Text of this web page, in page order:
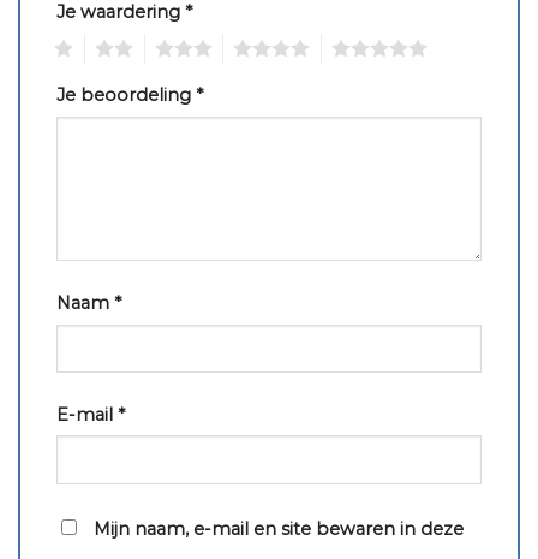
Je waardering *
Je beoordeling *
Naam *
E-mail *
Mijn naam, e-mail en site bewaren in deze